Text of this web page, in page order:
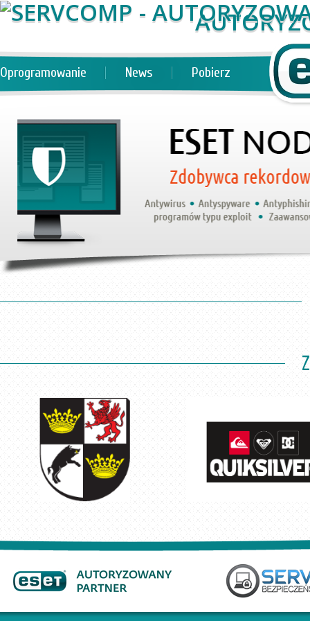
Oprogramowanie News Pobierz